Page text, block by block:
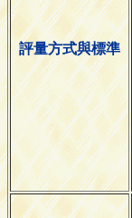
評量方式與標準